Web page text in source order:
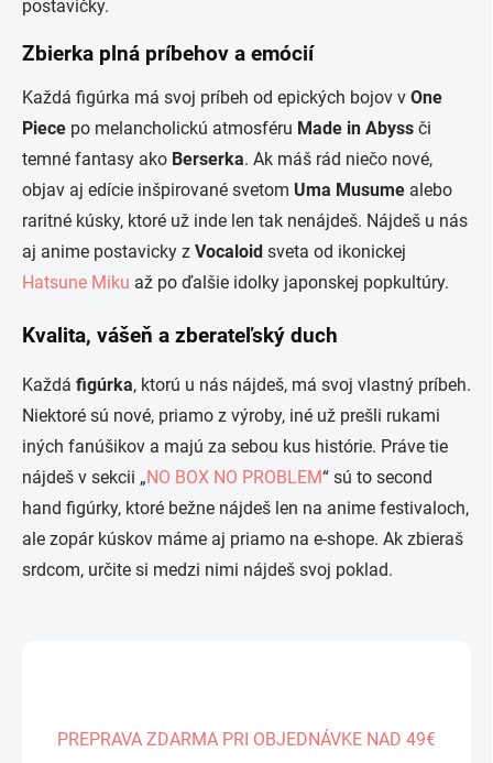
postavičky.
Zbierka plná príbehov a emócií
Každá figúrka má svoj príbeh od epických bojov v One
Piece po melancholickú atmosféru Made in Abyss či
temné fantasy ako Berserka. Ak máš rád niečo nové,
objav aj edície inšpirované svetom Uma Musume alebo
raritné kúsky, ktoré už inde len tak nenájdeš. Nájdeš u nás
aj anime postavicky z Vocaloid sveta od ikonickej
Hatsune Miku až po ďalšie idolky japonskej popkultúry.
Kvalita, vášeň a zberateľský duch
Každá figúrka, ktorú u nás nájdeš, má svoj vlastný príbeh.
Niektoré sú nové, priamo z výroby, iné už prešli rukami
iných fanúšikov a majú za sebou kus histórie. Práve tie
nájdeš v sekcii „ NO BOX NO PROBLEM“ sú to second
hand figúrky, ktoré bežne nájdeš len na anime festivaloch,
ale zopár kúskov máme aj priamo na e-shope. Ak zbieraš
srdcom, určite si medzi nimi nájdeš svoj poklad.
PREPRAVA ZDARMA PRI OBJEDNÁVKE NAD 49€